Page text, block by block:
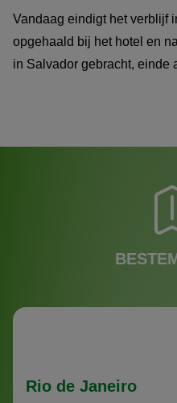
Vandaag eindigt het verblijf
opgehaald bij het hotel en
in Salvador gebracht, einde
Rio de Janeiro